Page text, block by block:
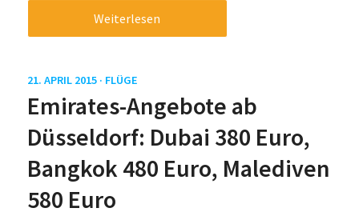
Weiterlesen
21. APRIL 2015 · FLÜGE
Emirates-Angebote ab
Düsseldorf: Dubai 380 Euro,
Bangkok 480 Euro, Malediven
580 Euro